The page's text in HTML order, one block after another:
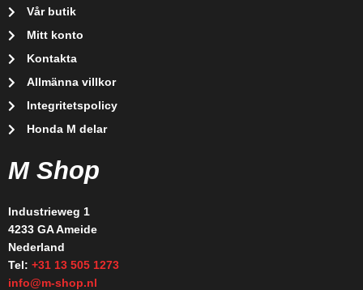
Vår butik
Mitt konto
Kontakta
Allmänna villkor
Integritetspolicy
Honda M delar
M Shop
Industrieweg 1
4233 GA Ameide
Nederland
Tel: +31 13 505 1273
info@m-shop.nl